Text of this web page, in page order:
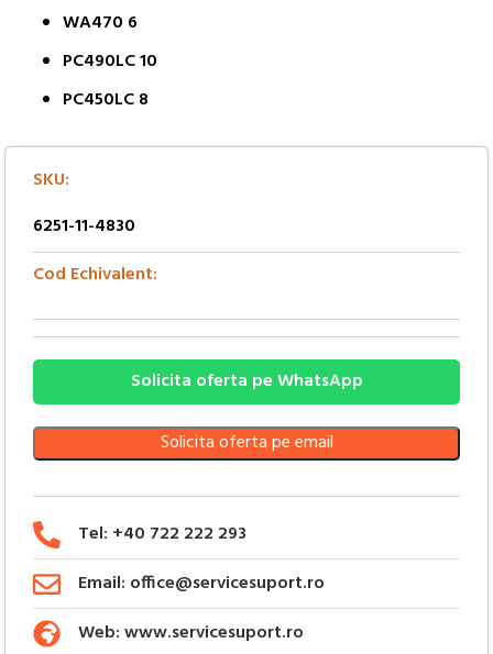
WA470 6
PC490LC 10
PC450LC 8
SKU:
6251-11-4830
Cod Echivalent:
Solicita oferta pe WhatsApp
Solicita oferta pe email
Tel: +40 722 222 293
Email: office@servicesuport.ro
Web: www.servicesuport.ro